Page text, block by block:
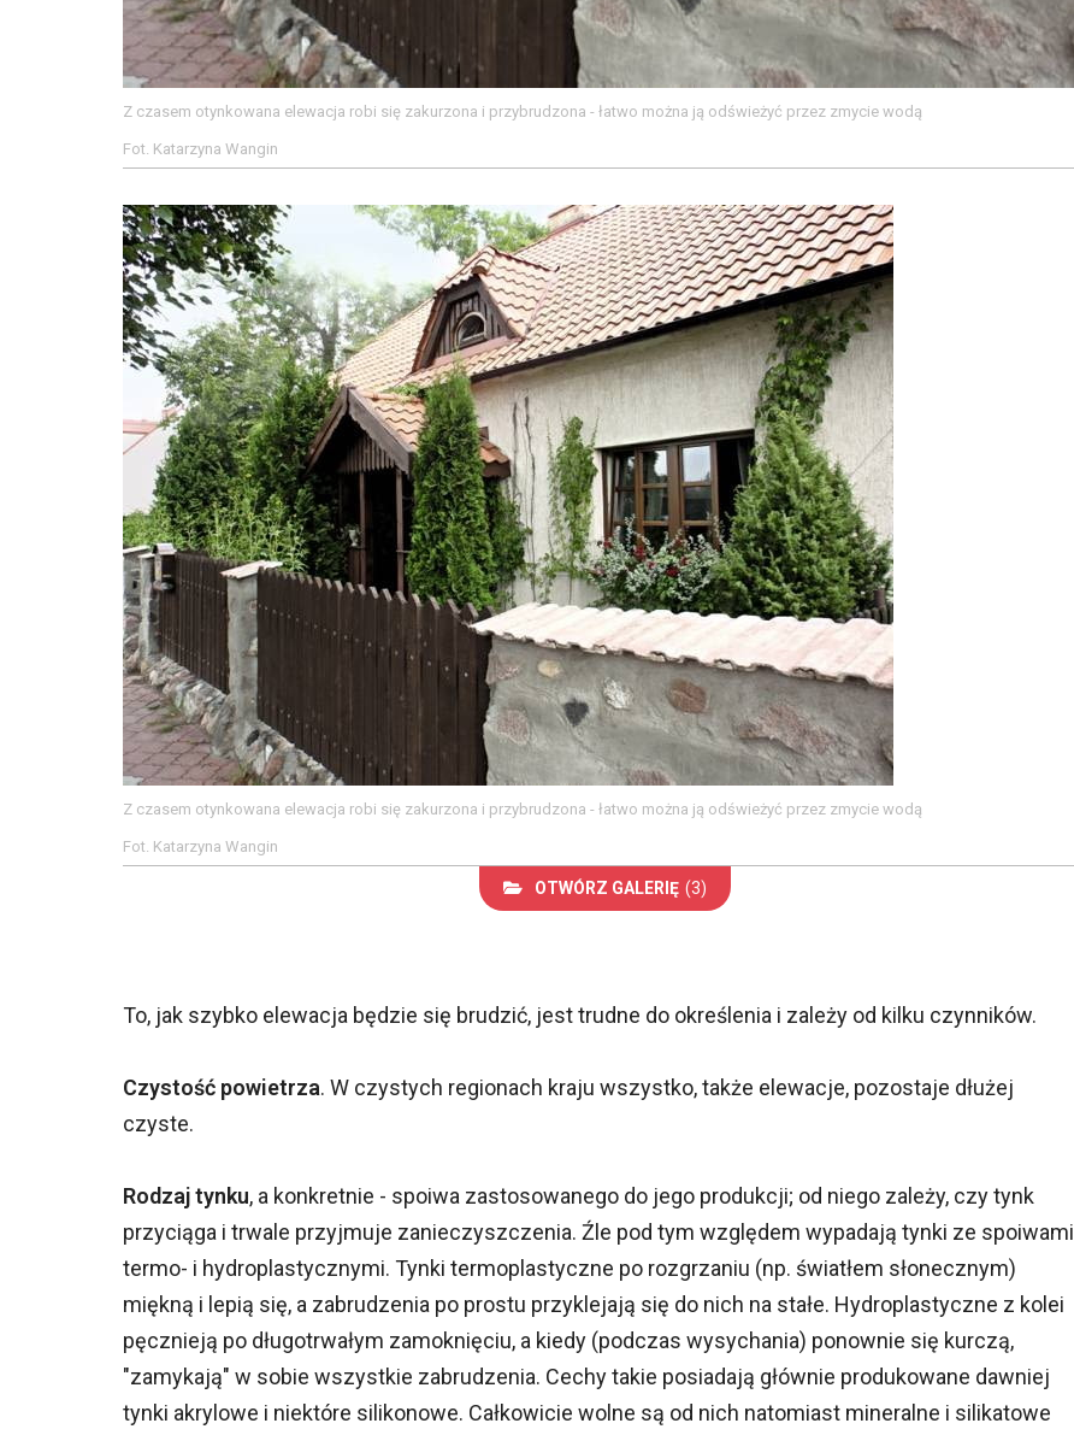
Z czasem otynkowana elewacja robi się zakurzona i przybrudzona - łatwo można ją odświeżyć przez zmycie wodą
Fot. Katarzyna Wangin
Z czasem otynkowana elewacja robi się zakurzona i przybrudzona - łatwo można ją odświeżyć przez zmycie wodą
Fot. Katarzyna Wangin
OTWÓRZ GALERIĘ (3)
To, jak szybko elewacja będzie się brudzić, jest trudne do określenia i zależy od kilku czynników.
Czystość powietrza. W czystych regionach kraju wszystko, także elewacje, pozostaje dłużej
czyste.
Rodzaj tynku, a konkretnie - spoiwa zastosowanego do jego produkcji; od niego zależy, czy tynk
przyciąga i trwale przyjmuje zanieczyszczenia. Źle pod tym względem wypadają tynki ze spoiwami
termo- i hydroplastycznymi. Tynki termoplastyczne po rozgrzaniu (np. światłem słonecznym)
miękną i lepią się, a zabrudzenia po prostu przyklejają się do nich na stałe. Hydroplastyczne z kolei
pęcznieją po długotrwałym zamoknięciu, a kiedy (podczas wysychania) ponownie się kurczą,
"zamykają" w sobie wszystkie zabrudzenia. Cechy takie posiadają głównie produkowane dawniej
tynki akrylowe i niektóre silikonowe. Całkowicie wolne są od nich natomiast mineralne i silikatowe